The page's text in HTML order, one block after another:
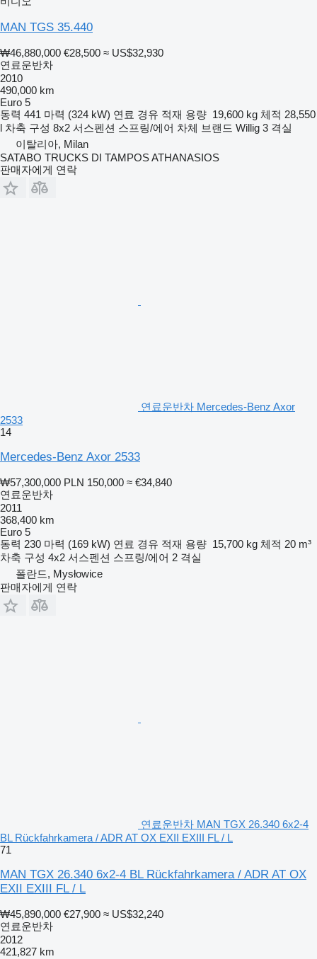
MAN TGS 35.440
₩46,880,000 €28,500 ≈ US$32,930
연료운반차
2010
490,000 km
Euro 5
동력 441 마력 (324 kW) 연료 경유 적재 용량 19,600 kg 체적 28,550
l 차축 구성 8x2 서스펜션 스프링/에어 차체 브랜드 Willig 3 격실
이탈리아, Milan
SATABO TRUCKS DI TAMPOS ATHANASIOS
판매자에게 연락
연료운반차 Mercedes-Benz Axor
2533
14
Mercedes-Benz Axor 2533
₩57,300,000 PLN 150,000 ≈ €34,840
연료운반차
2011
368,400 km
Euro 5
동력 230 마력 (169 kW) 연료 경유 적재 용량 15,700 kg 체적 20 m³
차축 구성 4x2 서스펜션 스프링/에어 2 격실
폴란드, Mysłowice
판매자에게 연락
연료운반차 MAN TGX 26.340 6x2-4
BL Rückfahrkamera / ADR AT OX EXII EXIII FL / L
71
MAN TGX 26.340 6x2-4 BL Rückfahrkamera / ADR AT OX
EXII EXIII FL / L
₩45,890,000 €27,900 ≈ US$32,240
연료운반차
2012
421,827 km